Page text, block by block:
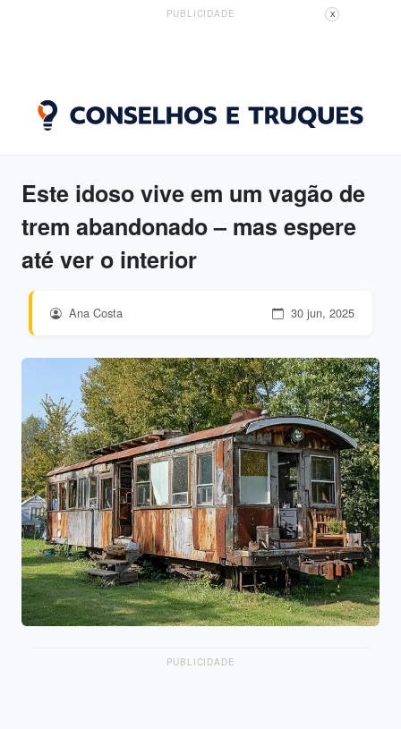
PUBLICIDADE X
Este idoso vive em um vagão de
trem abandonado – mas espere
até ver o interior
Ana Costa 30 jun, 2025
PUBLICIDADE